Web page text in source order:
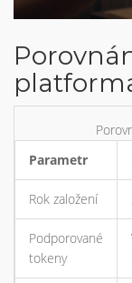
Parametr
Rok založení
Podporované
tokeny